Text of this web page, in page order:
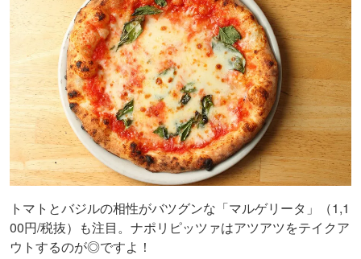
トマトとバジルの相性がバツグンな「マルゲリータ」（1,1
00円/税抜）も注目。ナポリピッツァはアツアツをテイクア
ウトするのが◎ですよ！